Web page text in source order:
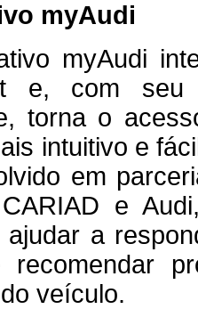
myAudi
myAudi
e, com seu
torna o
intuitivo e
em
e
ajudar a
veículo.